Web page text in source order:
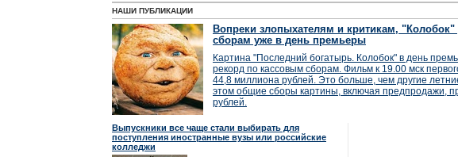
НАШИ ПУБЛИКАЦИИ
Вопреки злопыхателям и критикам, "Колобок"
сборам уже в день премьеры
Картина "Последний богатырь. Колобок" в день
рекорд по кассовым сборам. Фильм к 19.00 мск
44,8 миллиона рублей. Это больше, чем другие
этом общие сборы картины, включая предпродажи,
рублей.
Выпускники все чаще стали выбирать для
поступления иностранные вузы или российские
колледжи